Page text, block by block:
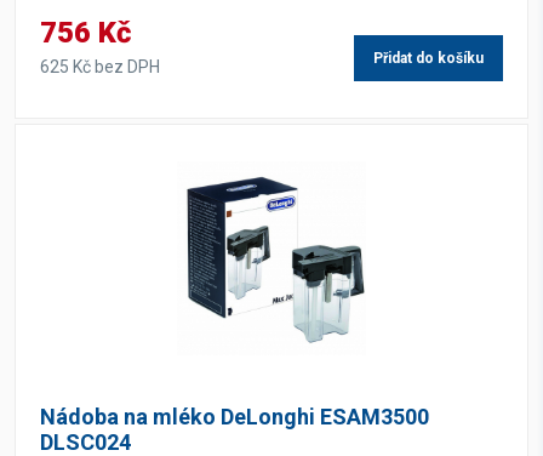
756 Kč
625 Kč bez DPH Přidat do košíku
Nádoba na mléko DeLonghi ESAM3500
DLSC024